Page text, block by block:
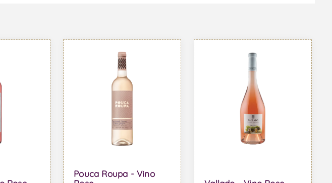
Pouca Roupa - Vino